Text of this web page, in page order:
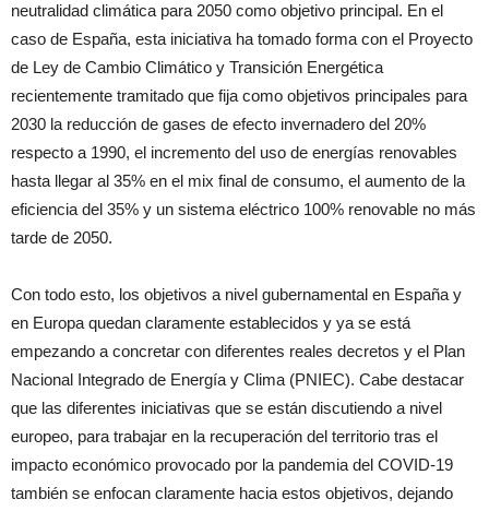
neutralidad climática para 2050 como objetivo principal. En el
caso de España, esta iniciativa ha tomado forma con el Proyecto
de Ley de Cambio Climático y Transición Energética
recientemente tramitado que fija como objetivos principales para
2030 la reducción de gases de efecto invernadero del 20%
respecto a 1990, el incremento del uso de energías renovables
hasta llegar al 35% en el mix final de consumo, el aumento de la
eficiencia del 35% y un sistema eléctrico 100% renovable no más
tarde de 2050.
Con todo esto, los objetivos a nivel gubernamental en España y
en Europa quedan claramente establecidos y ya se está
empezando a concretar con diferentes reales decretos y el Plan
Nacional Integrado de Energía y Clima (PNIEC). Cabe destacar
que las diferentes iniciativas que se están discutiendo a nivel
europeo, para trabajar en la recuperación del territorio tras el
impacto económico provocado por la pandemia del COVID-19
también se enfocan claramente hacia estos objetivos, dejando